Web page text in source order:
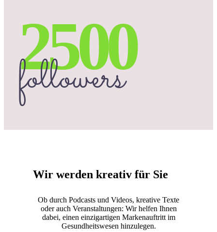
2500
followers
Wir werden kreativ für Sie
Ob durch Podcasts und Videos, kreative Texte
oder auch Veranstaltungen: Wir helfen Ihnen
dabei, einen einzigartigen Markenauftritt im
Gesundheitswesen hinzulegen.